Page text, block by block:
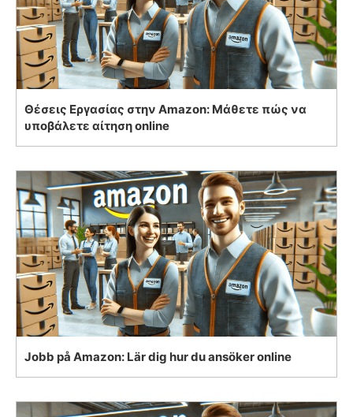
Θέσεις Εργασίας στην Amazon: Μάθετε πώς να
υποβάλετε αίτηση online
Jobb på Amazon: Lär dig hur du ansöker online